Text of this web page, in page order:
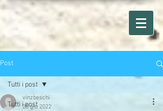
Post
Tutti i post
Tutti i post
vinzbeschi
25 giu 2022